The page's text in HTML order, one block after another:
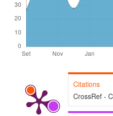
Citations
CrossRef -